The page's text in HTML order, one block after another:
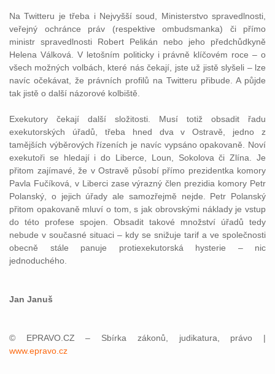
Na Twitteru je třeba i Nejvyšší soud, Ministerstvo spravedlnosti,
veřejný ochránce práv (respektive ombudsmanka) či přímo
ministr spravedlnosti Robert Pelikán nebo jeho předchůdkyně
Helena Válková. V letošním politicky i právně klíčovém roce – o
všech možných volbách, které nás čekají, jste už jistě slyšeli – lze
navíc očekávat, že právních profilů na Twitteru přibude. A půjde
tak jistě o další názorové kolbiště.
Exekutory čekají další složitosti. Musí totiž obsadit řadu
exekutorských úřadů, třeba hned dva v Ostravě, jedno z
tamějších výběrových řízeních je navíc vypsáno opakovaně. Noví
exekutoři se hledají i do Liberce, Loun, Sokolova či Zlína. Je
přitom zajímavé, že v Ostravě působí přímo prezidentka komory
Pavla Fučíková, v Liberci zase výrazný člen prezidia komory Petr
Polanský, o jejich úřady ale samozřejmě nejde. Petr Polanský
přitom opakovaně mluví o tom, s jak obrovskými náklady je vstup
do této profese spojen. Obsadit takové množství úřadů tedy
nebude v současné situaci – kdy se snižuje tarif a ve společnosti
obecně stále panuje protiexekutorská hysterie – nic
jednoduchého.
Jan Januš
© EPRAVO.CZ – Sbírka zákonů, judikatura, právo |
www.epravo.cz